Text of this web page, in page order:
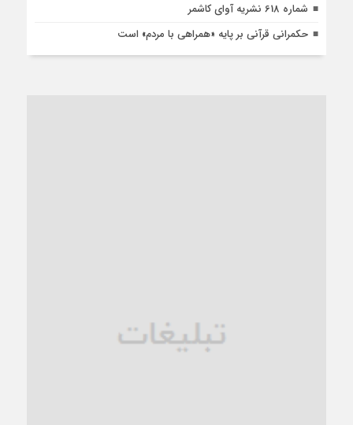
شماره 618 نشریه آوای کاشمر
حکمرانی قرآنی بر پایه «همراهی با مردم» است